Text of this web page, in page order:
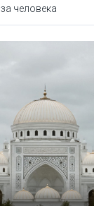
за человека